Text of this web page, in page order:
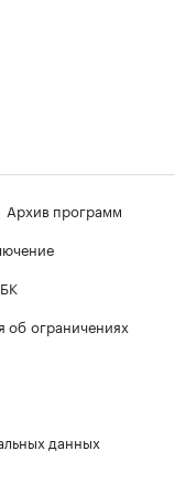
Архив программ
ограничениях
данных